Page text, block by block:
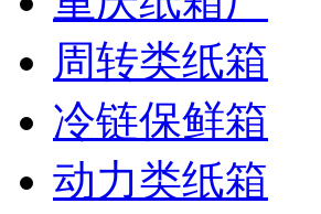
周转类纸箱
冷链保鲜箱
动力类纸箱